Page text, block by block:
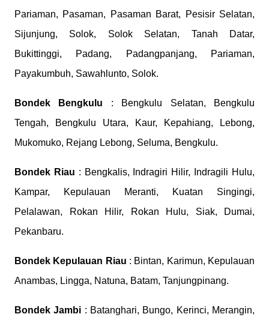
Pariaman, Pasaman, Pasaman Barat, Pesisir Selatan,
Sijunjung, Solok, Solok Selatan, Tanah Datar,
Bukittinggi, Padang, Padangpanjang, Pariaman,
Payakumbuh, Sawahlunto, Solok.
Bondek Bengkulu : Bengkulu Selatan, Bengkulu
Tengah, Bengkulu Utara, Kaur, Kepahiang, Lebong,
Mukomuko, Rejang Lebong, Seluma, Bengkulu.
Bondek Riau : Bengkalis, Indragiri Hilir, Indragili Hulu,
Kampar, Kepulauan Meranti, Kuatan Singingi,
Pelalawan, Rokan Hilir, Rokan Hulu, Siak, Dumai,
Pekanbaru.
Bondek Kepulauan Riau : Bintan, Karimun, Kepulauan
Anambas, Lingga, Natuna, Batam, Tanjungpinang.
BondekJambi : Batanghari, Bungo, Kerinci, Merangin,